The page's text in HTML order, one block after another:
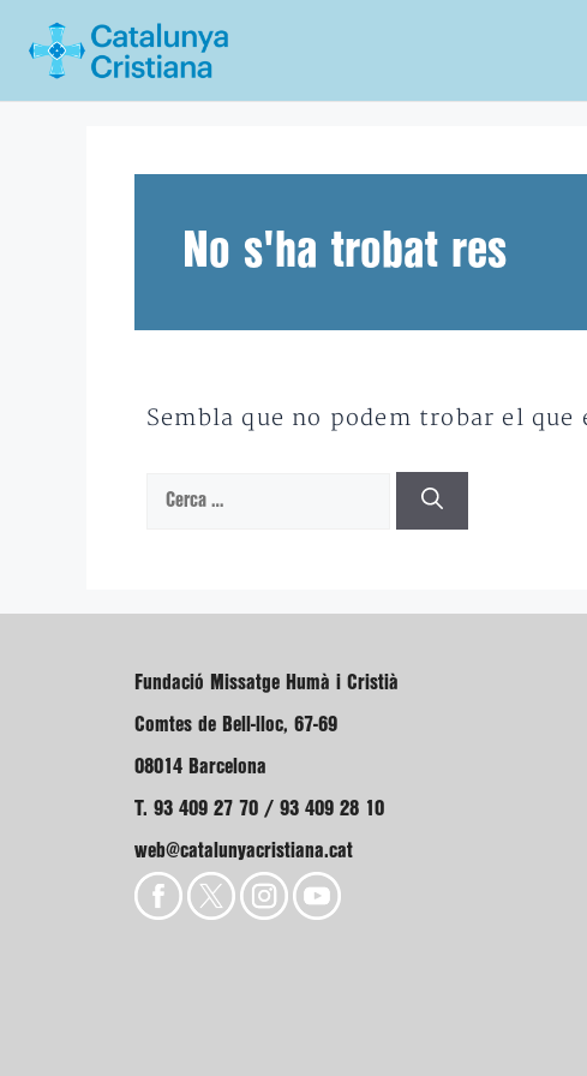
No s'ha trobat res
Sembla que no podem trobar el
Cerca:
Fundació Missatge Humà i Cristià
Comtes de Bell-lloc, 67-69
08014 Barcelona
T. 93 409 27 70 / 93 409 28 10
web@catalunyacristiana.cat